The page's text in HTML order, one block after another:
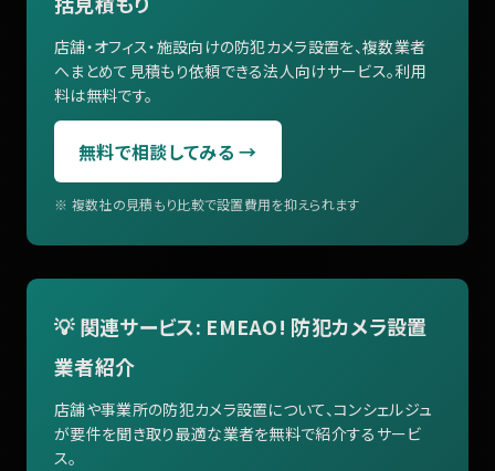
店舗・オフィス・施設向けの防犯カメラ設置を、複数業者
へまとめて見積もり依頼できる法人向けサービス。利用
料は無料です。
無料で相談してみる →
※ 複数社の見積もり比較で設置費用を抑えられます
💡 関連サービス: EMEAO! 防犯カメラ設置
業者紹介
店舗や事業所の防犯カメラ設置について、コンシェルジュ
が要件を聞き取り最適な業者を無料で紹介するサービ
ス。